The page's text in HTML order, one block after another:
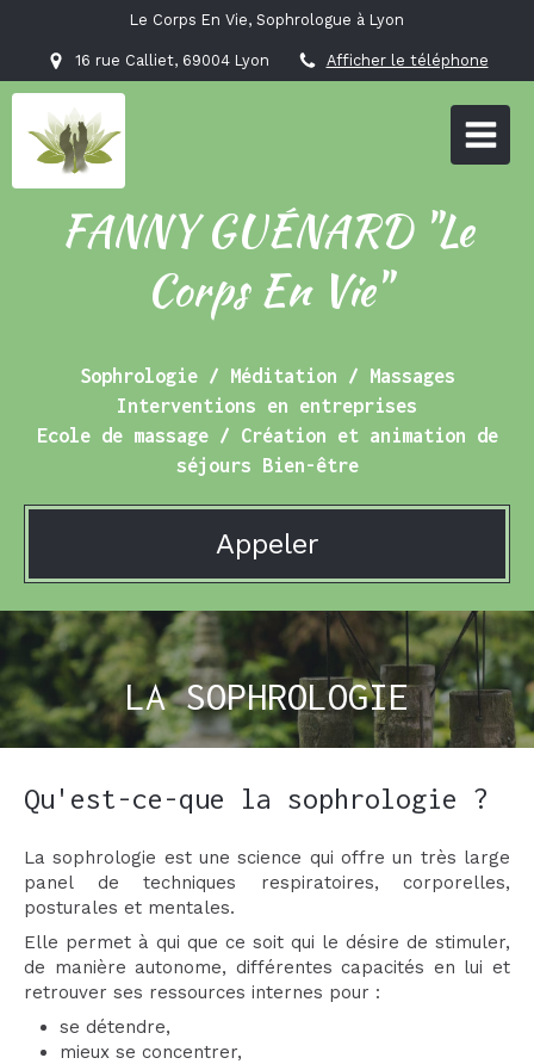
Le Corps En Vie, Sophrologue à Lyon
16 rue Calliet, 69004 Lyon Afficher le téléphone
FANNY GUÉNARD "Le
Corps En Vie"
Sophrologie / Méditation / Massages
Interventions en entreprises
Ecole de massage / Création et animation de
séjours Bien-être
Appeler
LA SOPHROLOGIE
Qu'est-ce-que la sophrologie ?
La sophrologie est une science qui offre un très large
panel de techniques respiratoires, corporelles,
posturales et mentales.
Elle permet à qui que ce soit qui le désire de stimuler,
de manière autonome, différentes capacités en lui et
retrouver ses ressources internes pour :
se détendre,
mieux se concentrer,